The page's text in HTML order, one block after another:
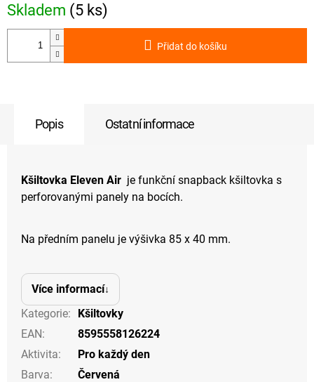
Skladem (5 ks)
Přidat do košíku
Popis Ostatní informace
Kšiltovka Eleven Air je funkční snapback kšiltovka s
perforovanými panely na bocích.
Na předním panelu je výšivka 85 x 40 mm.
Více informací
Kategorie:
Kšiltovky
EAN:
8595558126224
Aktivita:
Pro každý den
Barva:
Červená